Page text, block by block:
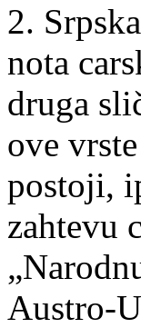
2.
nota
druga
ove
postoji,
zahtevu
Austro-